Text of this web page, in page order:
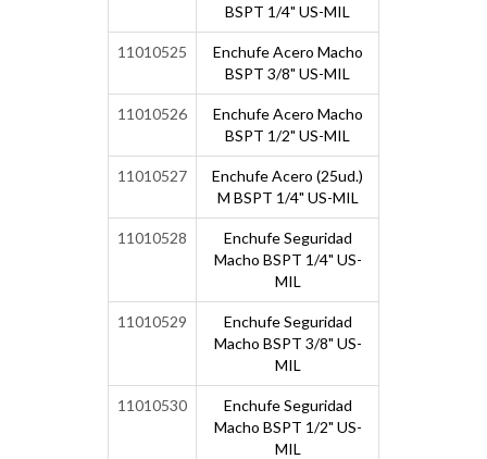
BSPT 1/4" US-MIL
11010525
Enchufe Acero Macho
BSPT 3/8" US-MIL
11010526
Enchufe Acero Macho
BSPT 1/2" US-MIL
11010527
Enchufe Acero (25ud.)
M BSPT 1/4" US-MIL
11010528
Enchufe Seguridad
Macho BSPT 1/4" US-
MIL
11010529
Enchufe Seguridad
Macho BSPT 3/8" US-
MIL
11010530
Enchufe Seguridad
Macho BSPT 1/2" US-
MIL